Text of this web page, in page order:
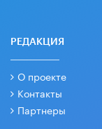
РЕДАКЦИЯ
О проекте
Контакты
Партнеры